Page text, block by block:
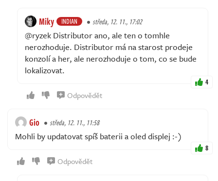
Miky INDIAN středa, 12. 11., 17:02
@ryzek Distributor ano, ale ten o tomhle
nerozhoduje. Distributor má na starost prodeje
konzolí a her, ale nerozhoduje o tom, co se bude
lokalizovat.
4
Odpovědět
Gio středa, 12. 11., 11:58
Mohli by updatovat spíš baterii a oled displej :-)
8
Odpovědět